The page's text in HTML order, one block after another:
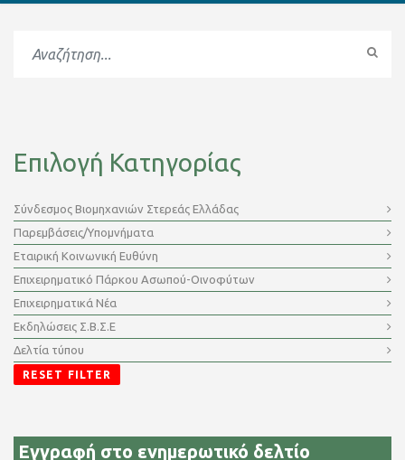
Επιλογή Κατηγορίας
Σύνδεσμος Βιομηχανιών Στερεάς Ελλάδας
Παρεμβάσεις/Υπομνήματα
Εταιρική Κοινωνική Ευθύνη
Επιχειρηματικό Πάρκου Ασωπού-Οινοφύτων
Επιχειρηματικά Νέα
Εκδηλώσεις Σ.Β.Σ.Ε
Δελτία τύπου
RESET FILTER
Εγγραφή στο ενημερωτικό δελτίο